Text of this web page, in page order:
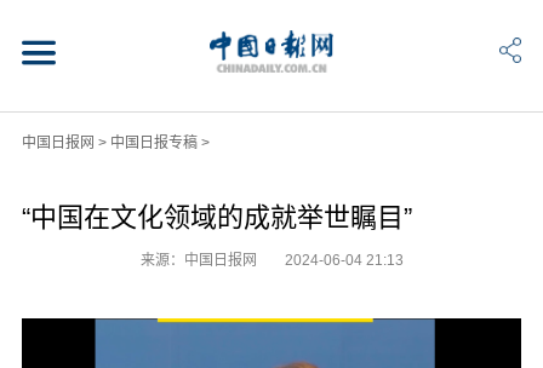
中国日报网 > 中国日报专稿>
“中国在文化领域的成就举世瞩目”
来源：中国日报网 2024-06-04 21:13